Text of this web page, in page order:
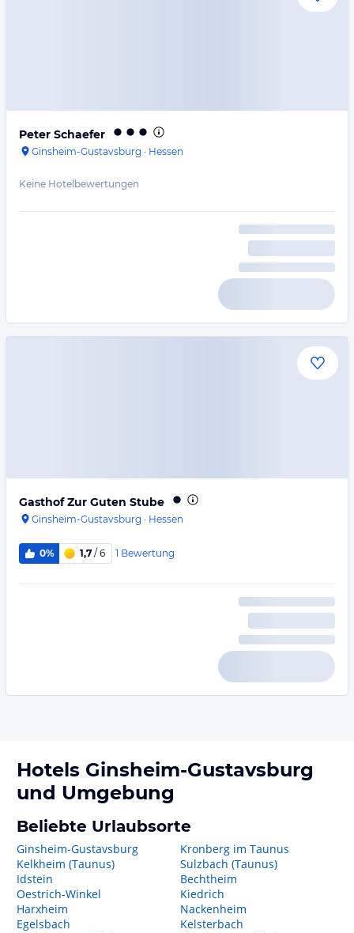
Peter Schaefer
Ginsheim-Gustavsburg · Hessen
Keine Hotelbewertungen
Gasthof Zur Guten Stube
Ginsheim-Gustavsburg · Hessen
0% 1,7 / 6 1 Bewertung
Hotels Ginsheim-Gustavsburg
und Umgebung
Beliebte Urlaubsorte
Ginsheim-Gustavsburg
Kelkheim (Taunus)
Idstein
Oestrich-Winkel
Harxheim
Egelsbach
Kronberg im Taunus
Sulzbach (Taunus)
Bechtheim
Kiedrich
Nackenheim
Kelsterbach